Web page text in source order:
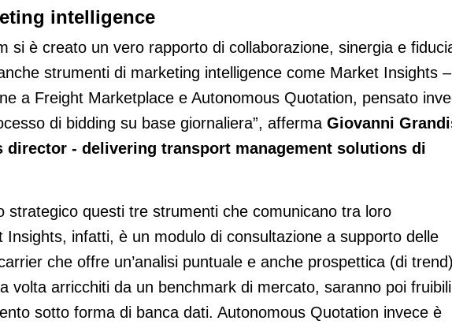
intelligence
si è creato un vero rapporto di collaborazione, sinergia e
strumenti di marketing intelligence come Market Insights –
a Freight Marketplace e Autonomous Quotation, pensato
di bidding su base giornaliera”, afferma Giovanni
director - delivering transport management solutions di
strategico questi tre strumenti che comunicano tra loro
Insights, infatti, è un modulo di consultazione a supporto delle
che offre un’analisi puntuale e anche prospettica (di trend)
volta arricchiti da un benchmark di mercato, saranno poi fruibili
sotto forma di banca dati. Autonomous Quotation invece è